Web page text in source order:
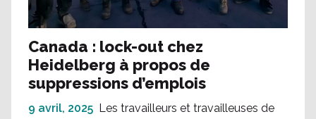
Canada : lock-out chez
Heidelberg à propos de
suppressions d’emplois
9 avril, 2025 Les travailleurs et travailleuses de